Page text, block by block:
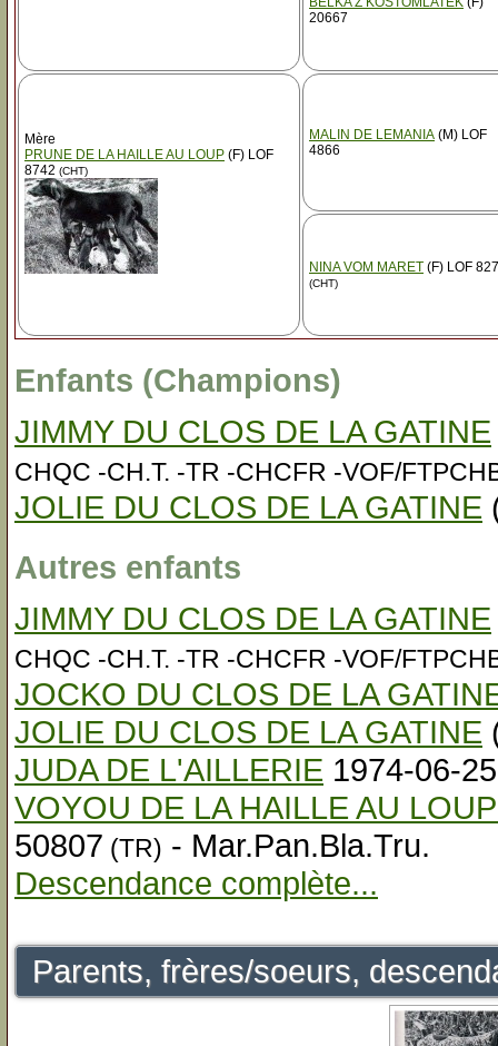
20667
Mère
PRUNE DE LA HAILLE AU LOUP (F) LOF
8742 (CHT)
MALIN DE LEMANIA (M) LOF
4866
NINA VOM MARET (F) LOF
(CHT)
Enfants (Champions)
JIMMY DU CLOS DE LA GATINE
CHQC -CH.T. -TR -CHCFR -VOF/
JOLIE DU CLOS DE LA GATINE
Autres enfants
JIMMY DU CLOS DE LA GATINE
CHQC -CH.T. -TR -CHCFR -VOF/
JOCKO DU CLOS DE LA
JOLIE DU CLOS DE LA GATINE
JUDA DE L'AILLERIE 1974-06-
VOYOU DE LA HAILLE AU
50807 (TR) - Mar.Pan.Bla.Tru.
Descendance complète...
Parents, frères/soeurs,